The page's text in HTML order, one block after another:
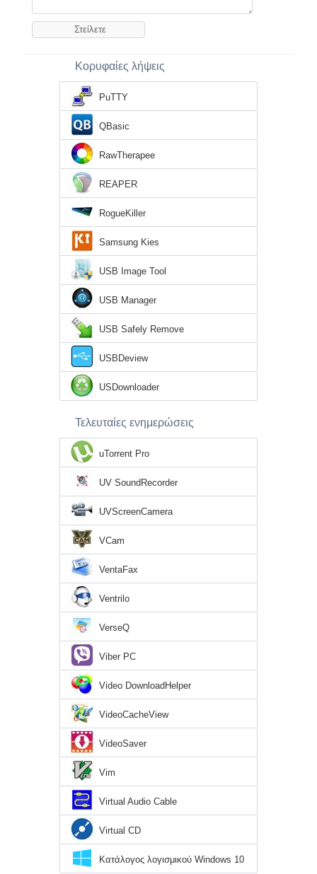
Κορυφαίες λήψεις
PuTTY
QBasic
RawTherapee
REAPER
RogueKiller
Samsung Kies
USB Image Tool
USB Manager
USB Safely Remove
USBDeview
USDownloader
Τελευταίες ενημερώσεις
uTorrent Pro
UV SoundRecorder
UVScreenCamera
VCam
VentaFax
Ventrilo
VerseQ
Viber PC
Video DownloadHelper
VideoCacheView
VideoSaver
Vim
Virtual Audio Cable
Virtual CD
Κατάλογος λογισμικού Windows 10